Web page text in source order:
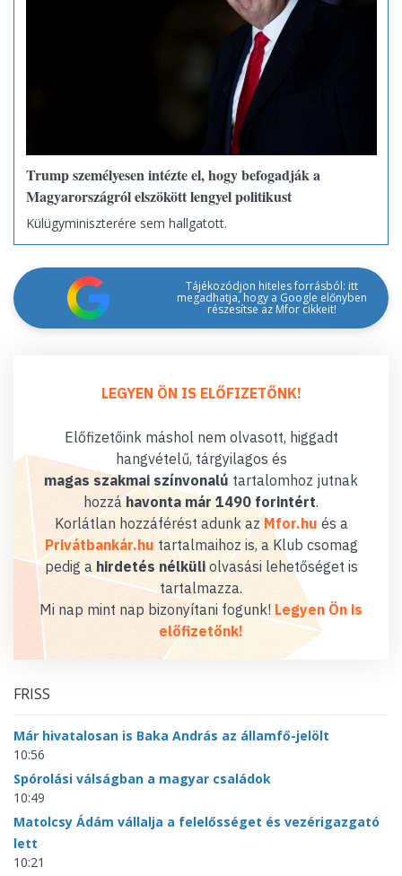
Trump személyesen intézte el, hogy befogadják a
Magyarországról elszökött lengyel politikust
Külügyminiszterére sem hallgatott.
Tájékozódjon hiteles forrásból: itt
megadhatja, hogy a Google előnyben
részesítse az Mfor cikkeit!
LEGYEN ÖN IS ELŐFIZETŐNK!
Előfizetőink máshol nem olvasott, higgadt
hangvételű, tárgyilagos és
magas szakmai színvonalú tartalomhoz jutnak
hozzáhavonta már 1490 forintért.
Korlátlan hozzáférést adunk az Mfor.hu és a
Privátbankár.hu tartalmaihoz is, a Klub csomag
pedig a hirdetés nélküliolvasási lehetőséget is
tartalmazza.
Mi nap mint nap bizonyítani fogunk! Legyen Ön is
előfizetőnk!
FRISS
Már hivatalosan is Baka András az államfő-jelölt
10:56
Spórolási válságban a magyar családok
10:49
Matolcsy Ádám vállalja a felelősséget és vezérigazgató
lett
10:21